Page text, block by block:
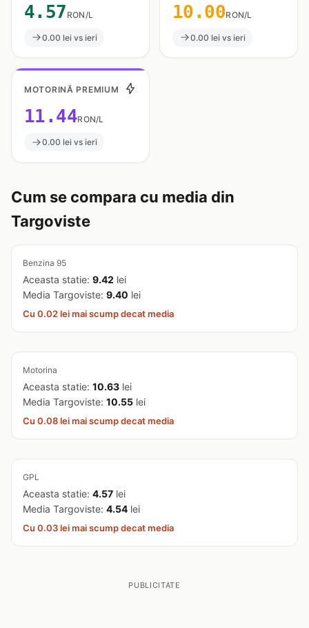
4.57 RON/L
0.00 lei vs ieri
10.00RON/L
0.00 lei vs ieri
MOTORINĂ PREMIUM
11.44RON/L
0.00 lei vs ieri
Cum se compara cu media din
Targoviste
Benzina 95
Aceasta statie: 9.42 lei
Media Targoviste: 9.40 lei
Cu 0.02 lei mai scump decat media
Motorina
Aceasta statie: 10.63 lei
Media Targoviste: 10.55 lei
Cu 0.08 lei mai scump decat media
GPL
Aceasta statie: 4.57 lei
Media Targoviste: 4.54 lei
Cu 0.03 lei mai scump decat media
PUBLICITATE